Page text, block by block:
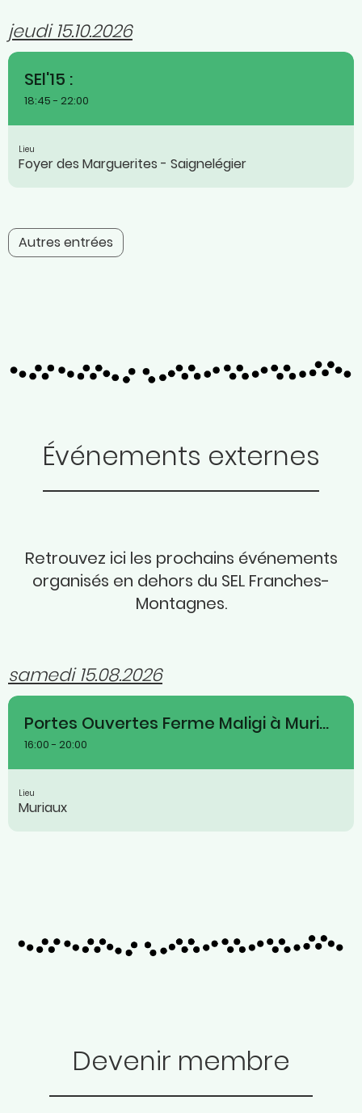
jeudi 15.10.2026
SEl'15 :
18:45 - 22:00
Lieu
Foyer des Marguerites - Saignelégier
Autres entrées
Événements externes
Retrouvez ici les prochains événements
organisés en dehors du SEL Franches-
Montagnes.
samedi 15.08.2026
Portes Ouvertes Ferme Maligi à Muriaux
16:00 - 20:00
Lieu
Muriaux
Devenir membre